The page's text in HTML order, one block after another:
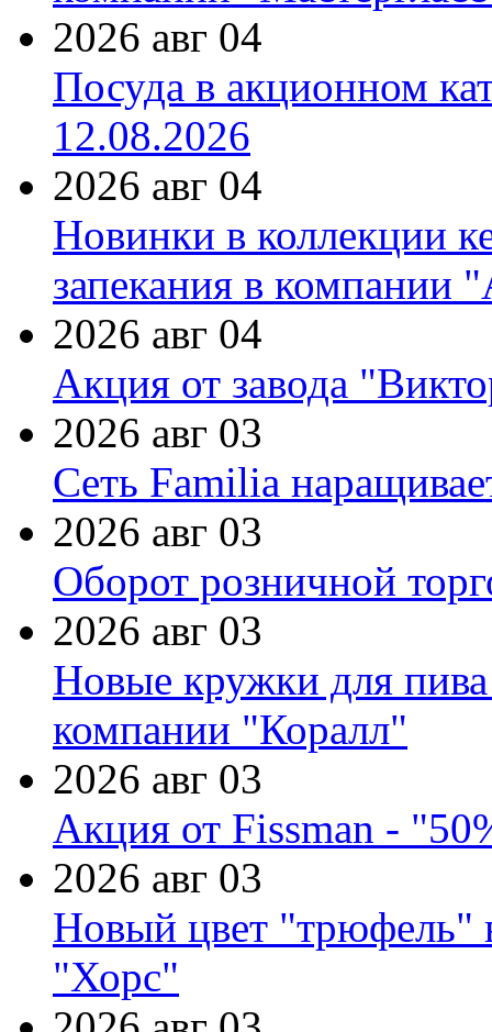
2026 авг 04
Посуда в акционном
12.08.2026
2026 авг 04
Новинки в коллекции
запекания в компании
2026 авг 04
Акция от завода
2026 авг 03
Сеть Familia
2026 авг 03
Оборот розничной
2026 авг 03
Новые кружки для
компании "Коралл"
2026 авг 03
Акция от Fissman -
2026 авг 03
Новый цвет "трюфель"
"Хорс"